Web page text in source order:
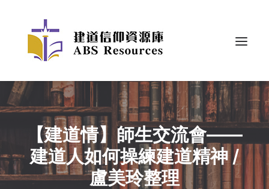
【建道情】師生交流會——
建道人如何操練建道精神 /
盧美玲整理